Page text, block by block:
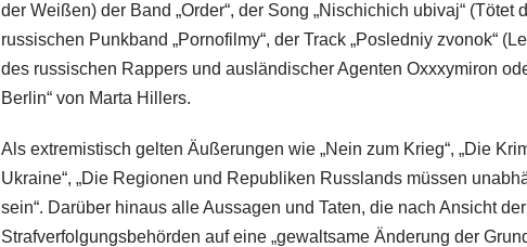
der Weißen) der Band „Order“, der Song „Nischichich ubivaj“ (Tötet
russischen Punkband „Pornofilmy“, der Track „Posledniy zvonok“
des russischen Rappers und ausländischer Agenten Oxxxymiron
Berlin“ von Marta Hillers.
Als extremistisch gelten Äußerungen wie „Nein zum Krieg“, „Die
Ukraine“, „Die Regionen und Republiken Russlands müssen
sein“. Darüber hinaus alle Aussagen und Taten, die nach Ansicht der
Strafverfolgungsbehörden auf eine „gewaltsame Änderung der